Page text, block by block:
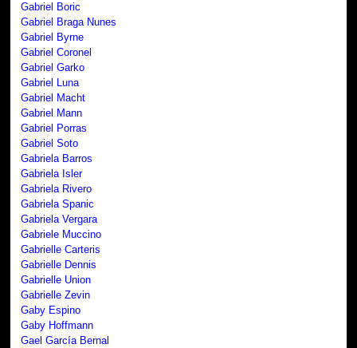
Gabriel Boric
Gabriel Braga Nunes
Gabriel Byrne
Gabriel Coronel
Gabriel Garko
Gabriel Luna
Gabriel Macht
Gabriel Mann
Gabriel Porras
Gabriel Soto
Gabriela Barros
Gabriela Isler
Gabriela Rivero
Gabriela Spanic
Gabriela Vergara
Gabriele Muccino
Gabrielle Carteris
Gabrielle Dennis
Gabrielle Union
Gabrielle Zevin
Gaby Espino
Gaby Hoffmann
Gael García Bernal